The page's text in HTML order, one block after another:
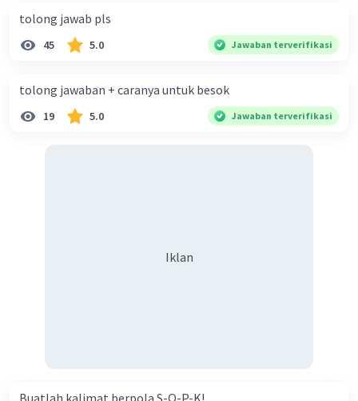
tolong jawab pls
45 5.0 Jawaban terverifikasi
tolong jawaban + caranya untuk besok
19 5.0 Jawaban terverifikasi
Iklan